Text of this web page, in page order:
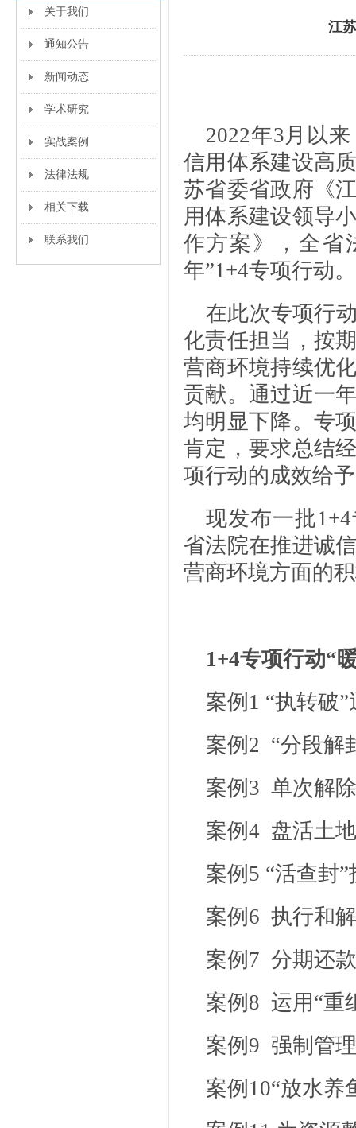
关于我们
通知公告
新闻动态
学术研究
实战案例
法律法规
相关下载
联系我们
江
2022年3月以
信用体系建设高
苏省委省政府《
用体系建设领导
作方案》，全省
年”1+4专项行动。
在此次专项行
化责任担当，按
营商环境持续优
贡献。通过近一
均明显下降。专
肯定，要求总结
项行动的成效给
现发布一批
省法院在推进诚
营商环境方面的
1+4专项行动“
案例1 “执转破
案例2 “分段解
案例3 单次解
案例4 盘活土
案例5 “活查封
案例6 执行和
案例7 分期还
案例8 运用“重
案例9 强制管
案例10“放水养